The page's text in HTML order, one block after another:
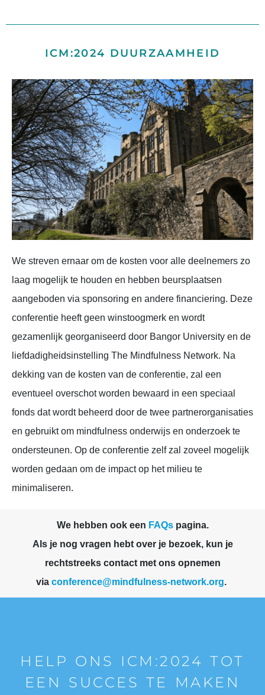
ICM:2024 DUURZAAMHEID
We streven ernaar om de kosten voor alle deelnemers zo
laag mogelijk te houden en hebben beursplaatsen
aangeboden via sponsoring en andere financiering. Deze
conferentie heeft geen winstoogmerk en wordt
gezamenlijk georganiseerd door Bangor University en de
liefdadigheidsinstelling The Mindfulness Network. Na
dekking van de kosten van de conferentie, zal een
eventueel overschot worden bewaard in een speciaal
fonds dat wordt beheerd door de twee partnerorganisaties
en gebruikt om mindfulness onderwijs en onderzoek te
ondersteunen. Op de conferentie zelf zal zoveel mogelijk
worden gedaan om de impact op het milieu te
minimaliseren.
We hebben ook een FAQs pagina.
Als je nog vragen hebt over je bezoek, kun je
rechtstreeks contact met ons opnemen
via conference@mindfulness-network.org.
HELP ONS ICM:2024 TOT
EEN SUCCES TE MAKEN